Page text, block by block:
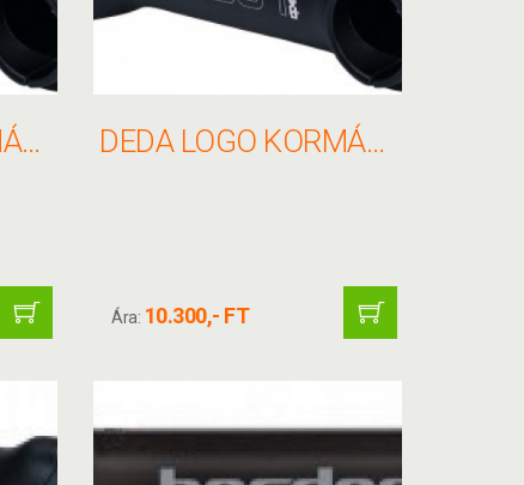
DEDA LOGO KORMÁNYFEJ 26X110MM 82 FEKETE(V.NYAK 11/8) DEDA LOGO KORMÁNYFEJ 26X60MM 82 FEKETE(V.NYAK 11/8)
Ára: 10.300,- FT